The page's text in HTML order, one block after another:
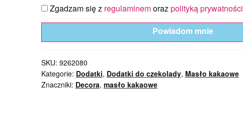
Zgadzam się z regulaminemorazpolityką prywatności
Powiadom mnie
SKU: 9262080
Kategorie: Dodatki, Dodatki do czekolady, Masło kakaowe
Znaczniki: Decora, masło kakaowe